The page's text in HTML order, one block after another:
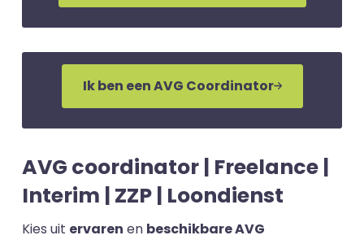
Ik ben een AVG Coordinator
AVG coordinator | Freelance |
Interim | ZZP | Loondienst
Kies uit ervaren en beschikbare AVG